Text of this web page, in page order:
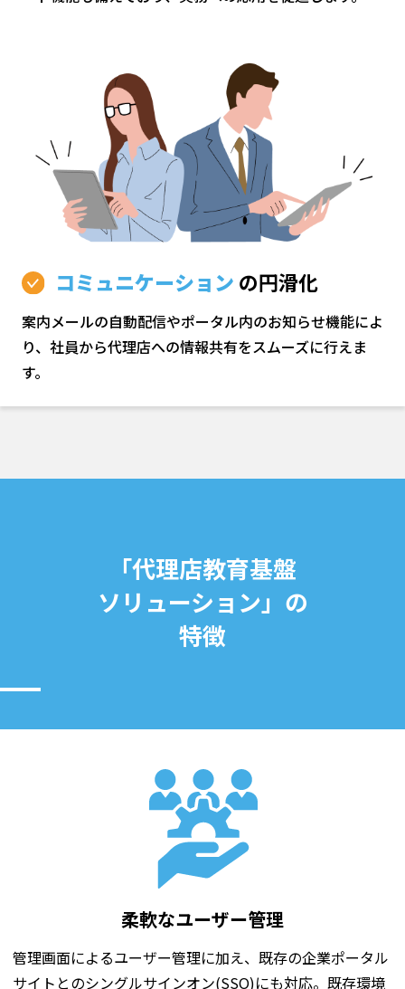
コミュニケーション の円滑化
案内メールの自動配信やポータル内のお知らせ機能によ
り、社員から代理店への情報共有をスムーズに行えま
す。
「代理店教育基盤
ソリューション」の
特徴
柔軟なユーザー管理
管理画面によるユーザー管理に加え、既存の企業ポータル
サイトとのシングルサインオン(SSO)にも対応。既存環境